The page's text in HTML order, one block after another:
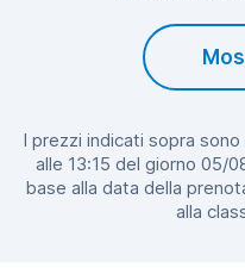
I prezzi indicati sopra
alle 13:15 del giorno 05/
base alla data della
alla